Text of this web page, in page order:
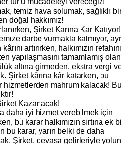
temiz hava solumak, sağlıklı bir
doğal hakkımız!
Şirket Karına Kar Katıyor!
darbe vurmakla kalmıyor,
artırırken, halkımızın refahını
yapılaşmasını tamamlamış olan
altına girmeden, ekstra vergi
Şirket kârına kâr katarken, bu
hizmetlerden mahrum kalacak! Bu
Kazanacak!
daha iyi hizmet verebilmek için
bu karar halkımızın sırtına ek
bu karar, yarın belki de daha
Şirket, devasa gelirleriyle